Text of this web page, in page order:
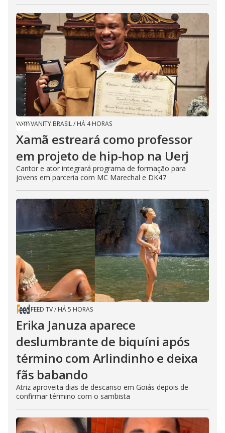
VANITY BRASIL/ HÁ 4 HORAS
Xamã estreará como professor
em projeto de hip-hop na Uerj
Cantor e ator integrará programa de formação para
jovens em parceria com MC Marechal e DK47
FEED TV/ HÁ 5 HORAS
Erika Januza aparece
deslumbrante de biquíni após
término com Arlindinho e deixa
fãs babando
Atriz aproveita dias de descanso em Goiás depois de
confirmar término com o sambista